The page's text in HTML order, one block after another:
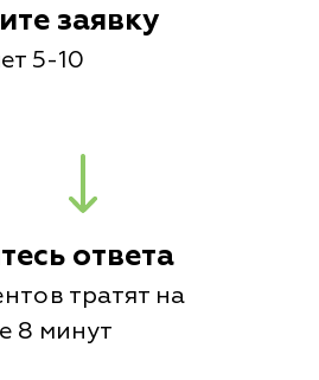
заявку
5-10
ответа
тратят на
8 минут